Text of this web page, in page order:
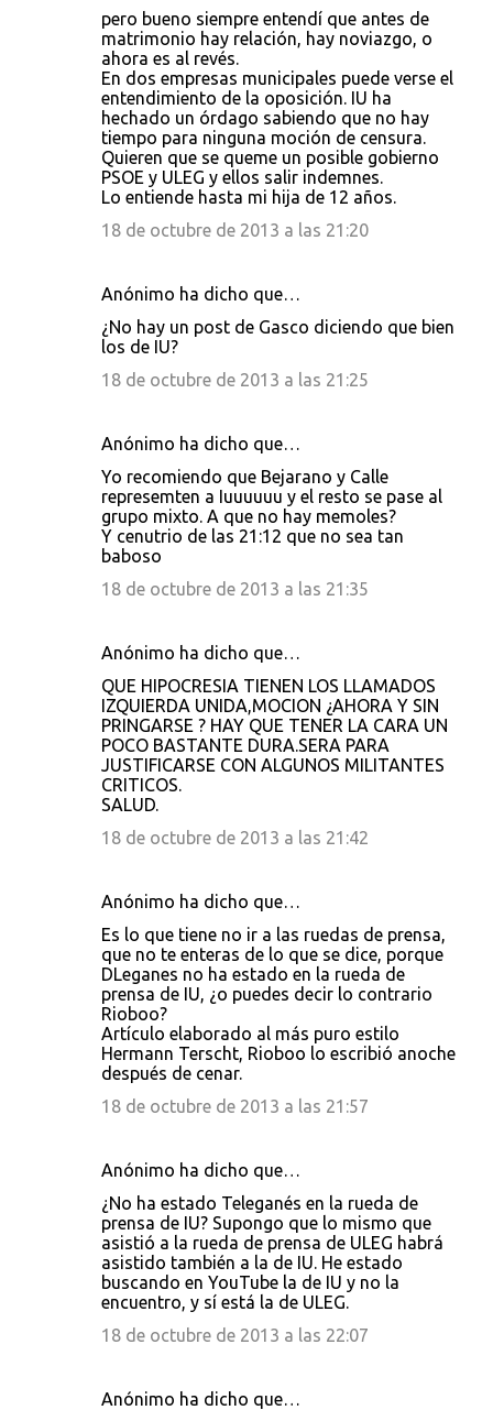
pero bueno siempre entendí que antes de
matrimonio hay relación, hay noviazgo, o
ahora es al revés.
En dos empresas municipales puede verse el
entendimiento de la oposición. IU ha
hechado un órdago sabiendo que no hay
tiempo para ninguna moción de censura.
Quieren que se queme un posible gobierno
PSOE y ULEG y ellos salir indemnes.
Lo entiende hasta mi hija de 12 años.
18 de octubre de 2013 a las 21:20
Anónimo ha dicho que…
¿No hay un post de Gasco diciendo que bien
los de IU?
18 de octubre de 2013 a las 21:25
Anónimo ha dicho que…
Yo recomiendo que Bejarano y Calle
represemten a Iuuuuuu y el resto se pase al
grupo mixto. A que no hay memoles?
Y cenutrio de las 21:12 que no sea tan
baboso
18 de octubre de 2013 a las 21:35
Anónimo ha dicho que…
QUE HIPOCRESIA TIENEN LOS LLAMADOS
IZQUIERDA UNIDA,MOCION ¿AHORA Y SIN
PRINGARSE ? HAY QUE TENER LA CARA UN
POCO BASTANTE DURA.SERA PARA
JUSTIFICARSE CON ALGUNOS MILITANTES
CRITICOS.
SALUD.
18 de octubre de 2013 a las 21:42
Anónimo ha dicho que…
Es lo que tiene no ir a las ruedas de prensa,
que no te enteras de lo que se dice, porque
DLeganes no ha estado en la rueda de
prensa de IU, ¿o puedes decir lo contrario
Rioboo?
Artículo elaborado al más puro estilo
Hermann Terscht, Rioboo lo escribió anoche
después de cenar.
18 de octubre de 2013 a las 21:57
Anónimo ha dicho que…
¿No ha estado Teleganés en la rueda de
prensa de IU? Supongo que lo mismo que
asistió a la rueda de prensa de ULEG habrá
asistido también a la de IU. He estado
buscando en YouTube la de IU y no la
encuentro, y sí está la de ULEG.
18 de octubre de 2013 a las 22:07
Anónimo ha dicho que…